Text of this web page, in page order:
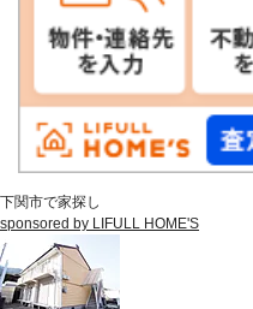
下関市で家探し
sponsored by LIFULL HOME'S